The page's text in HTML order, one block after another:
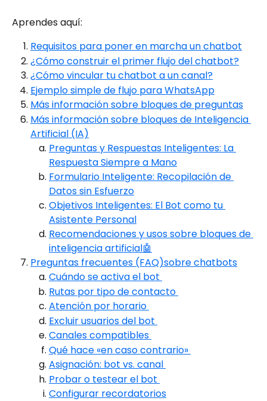
Aprendes aquí:
Requisitos para poner en marcha un chatbot
¿Cómo construir el primer flujo del chatbot?
¿Cómo vincular tu chatbot a un canal?
Ejemplo simple de flujo para WhatsApp
Más información sobre bloques de preguntas
Más información sobre bloques de Inteligencia
Artificial (IA)
Preguntas y Respuestas Inteligentes: La
Respuesta Siempre a Mano
Formulario Inteligente: Recopilación de
Datos sin Esfuerzo
Objetivos Inteligentes: El Bot como tu
Asistente Personal
Recomendaciones y usos sobre bloques de
inteligencia artificial🤖
Preguntas frecuentes (FAQ)sobre chatbots
Cuándo se activa el bot
Rutas por tipo de contacto
Atención por horario
Excluir usuarios del bot
Canales compatibles
Qué hace «en caso contrario»
Asignación: bot vs. canal
Probar o testear el bot
Configurar recordatorios